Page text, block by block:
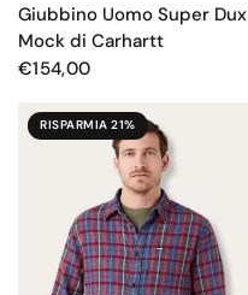
Giubbino Uomo Super Dux
Mock di Carhartt
€154,00
RISPARMIA 21%